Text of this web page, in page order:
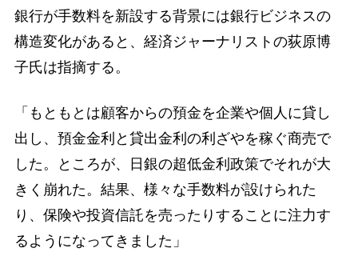
銀行が手数料を新設する背景には銀行ビジネスの
構造変化があると、経済ジャーナリストの荻原博
子氏は指摘する。
「もともとは顧客からの預金を企業や個人に貸し
出し、預金金利と貸出金利の利ざやを稼ぐ商売で
した。ところが、日銀の超低金利政策でそれが大
きく崩れた。結果、様々な手数料が設けられた
り、保険や投資信託を売ったりすることに注力す
るようになってきました」